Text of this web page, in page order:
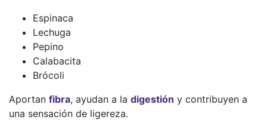
Espinaca
Lechuga
Pepino
Calabacita
Brócoli
Aportan fibra, ayudan a la digestión y contribuyen a
una sensación de ligereza.